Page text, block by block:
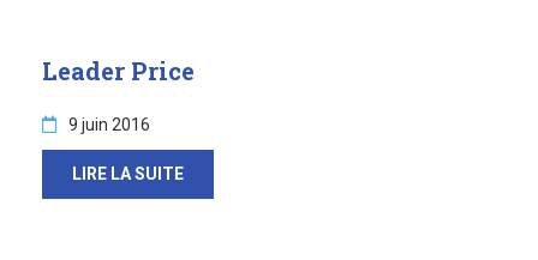
Leader Price
9 juin 2016
LIRE LA SUITE